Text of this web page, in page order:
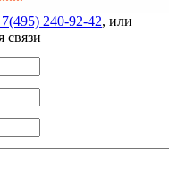
240-92-42, или
связи